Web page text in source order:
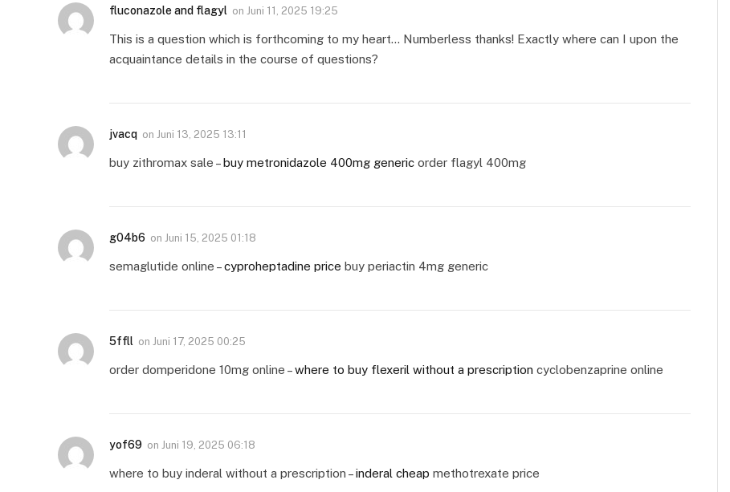
fluconazole and flagyl on Juni 11, 2025 19:25
This is a question which is forthcoming to my heart… Numberless thanks! Exactly where can I upon the
acquaintance details in the course of questions?
jvacq on Juni 13, 2025 13:11
buy zithromax sale –buy metronidazole 400mg generic order flagyl 400mg
g04b6 on Juni 15, 2025 01:18
semaglutide online –cyproheptadine price buy periactin 4mg generic
5ffll on Juni 17, 2025 00:25
order domperidone 10mg online –where to buy flexeril without a prescription cyclobenzaprine online
yof69 on Juni 19, 2025 06:18
where to buy inderal without a prescription –inderal cheap methotrexate price